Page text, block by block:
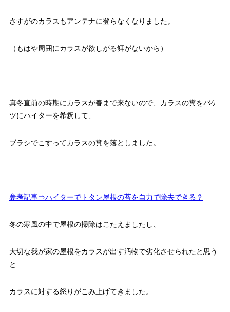
さすがのカラスもアンテナに登らなくなりました。
（もはや周囲にカラスが欲しがる餌がないから）
真冬直前の時期にカラスが春まで来ないので、カラスの糞をバケ
ツにハイターを希釈して、
ブラシでこすってカラスの糞を落としました。
参考記事⇒ハイターでトタン屋根の苔を自力で除去できる？
冬の寒風の中で屋根の掃除はこたえましたし、
大切な我が家の屋根をカラスが出す汚物で劣化させられたと思う
と
カラスに対する怒りがこみ上げてきました。